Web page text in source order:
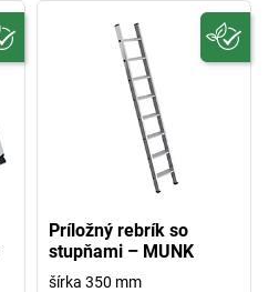
Príložný rebrík so
stupňami – MUNK
šírka 350 mm